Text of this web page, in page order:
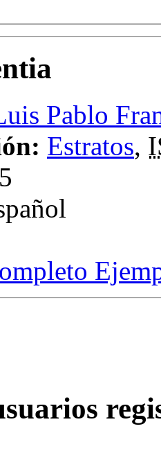
Pablo
Estratos,